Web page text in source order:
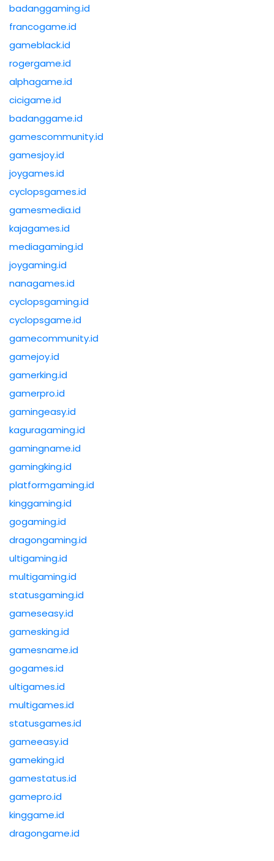
badanggaming.id
francogame.id
gameblack.id
rogergame.id
alphagame.id
cicigame.id
badanggame.id
gamescommunity.id
gamesjoy.id
joygames.id
cyclopsgames.id
gamesmedia.id
kajagames.id
mediagaming.id
joygaming.id
nanagames.id
cyclopsgaming.id
cyclopsgame.id
gamecommunity.id
gamejoy.id
gamerking.id
gamerpro.id
gamingeasy.id
kaguragaming.id
gamingname.id
gamingking.id
platformgaming.id
kinggaming.id
gogaming.id
dragongaming.id
ultigaming.id
multigaming.id
statusgaming.id
gameseasy.id
gamesking.id
gamesname.id
gogames.id
ultigames.id
multigames.id
statusgames.id
gameeasy.id
gameking.id
gamestatus.id
gamepro.id
kinggame.id
dragongame.id